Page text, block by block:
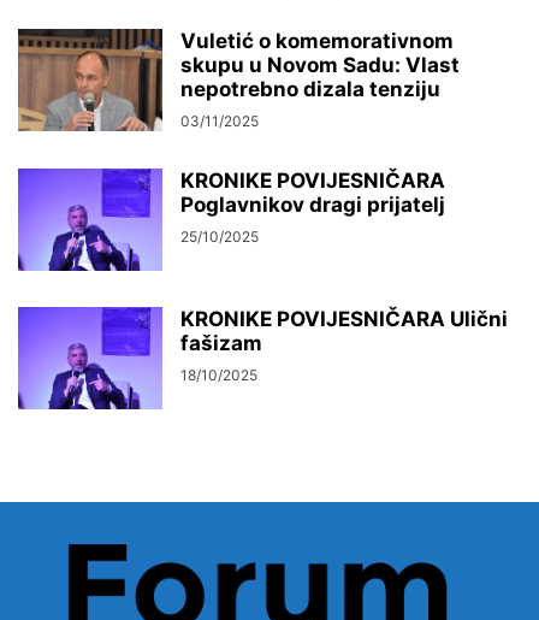
Vuletić o komemorativnom
skupu u Novom Sadu: Vlast
nepotrebno dizala tenziju
03/11/2025
KRONIKE POVIJESNIČARA
Poglavnikov dragi prijatelj
25/10/2025
KRONIKE POVIJESNIČARA Ulični
fašizam
18/10/2025